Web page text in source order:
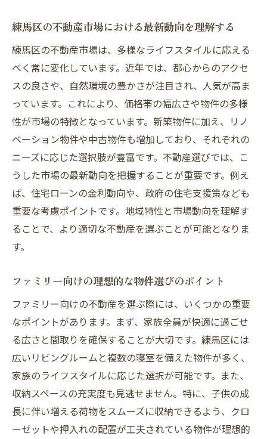
練馬区の安全で安心な地域環境
教育施設の充実度とファミリー層への影響
練馬区の交通アクセスの便利さと快適さ
単身者向けの利便施設の充実度
練馬区での生活コストと費用対効果
不動産市場における価格帯の多様性
不動産選びのプロが教える練馬区の物件の選び
方
専門家が勧める物件選びの基準
練馬区で人気の不動産タイプとは
物件選びに役立つチェックリスト
練馬区での中古物件探しのコツ
練馬区での新生活不動産情報をもとに理想の住
まいを見つけよう
新生活を始めるための物件探しの流れ
引越し先としての練馬区を選ぶ理由
新生活に必要なインフラと生活環境
地域イベントとコミュニティへの参加
練馬区の不動産情報を活用した物件比較
練馬区の不動産市場における最新動向を理解する
練馬区の不動産市場は、多様なライフスタイルに応える
べく常に変化しています。近年では、都心からのアクセ
スの良さや、自然環境の豊かさが注目され、人気が高ま
っています。これにより、価格帯の幅広さや物件の多様
性が市場の特徴となっています。新築物件に加え、リノ
ベーション物件や中古物件も増加しており、それぞれの
ニーズに応じた選択肢が豊富です。不動産選びでは、こ
うした市場の最新動向を把握することが重要です。例え
ば、住宅ローンの金利動向や、政府の住宅支援策なども
重要な考慮ポイントです。地域特性と市場動向を理解す
ることで、より適切な不動産を選ぶことが可能となりま
す。
ファミリー向けの理想的な物件選びのポイント
ファミリー向けの不動産を選ぶ際には、いくつかの重要
なポイントがあります。まず、家族全員が快適に過ごせ
る広さと間取りを確保することが大切です。練馬区には
広いリビングルームと複数の寝室を備えた物件が多く、
家族のライフスタイルに応じた選択が可能です。また、
収納スペースの充実度も見逃せません。特に、子供の成
長に伴い増える荷物をスムーズに収納できるよう、クロ
ーゼットや押入れの配置が工夫されている物件が理想的